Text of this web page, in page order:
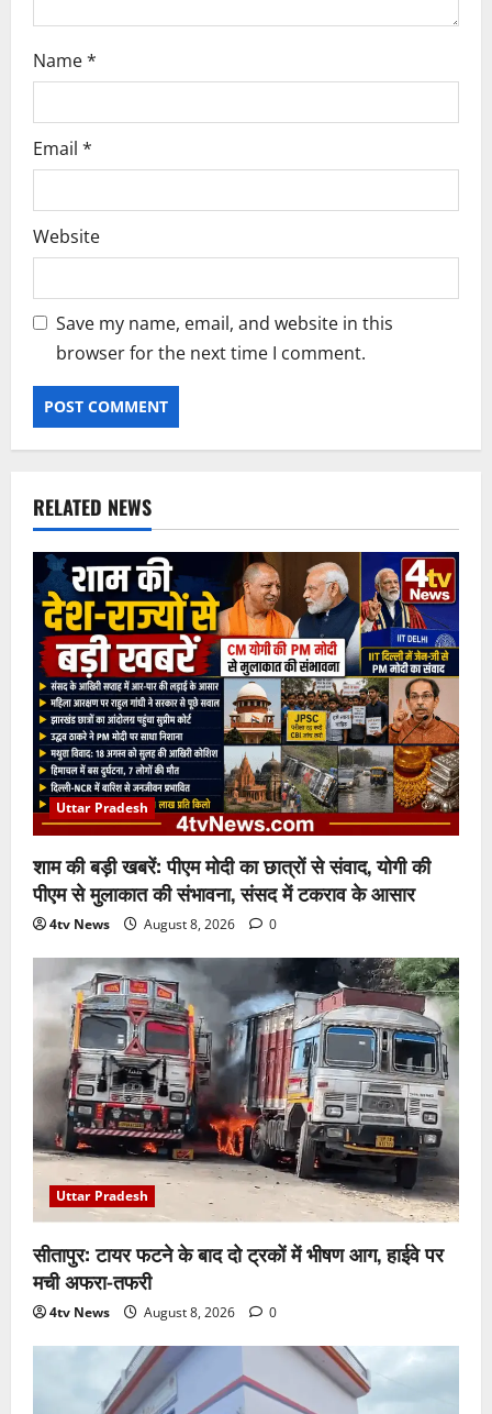
Name*
Email *
Website
Save my name, email, and website in this
browser for the next time I comment.
RELATED NEWS
Uttar Pradesh
शाम की बड़ी खबरें: पीएम मोदी का छात्रों से संवाद, योगी की
पीएम से मुलाकात की संभावना, संसद में टकराव के आसार
4tv News August 8, 2026 0
Uttar Pradesh
सीतापुर: टायर फटने के बाद दो ट्रकों में भीषण आग, हाईवे पर
मची अफरा-तफरी
4tv News August 8, 2026 0